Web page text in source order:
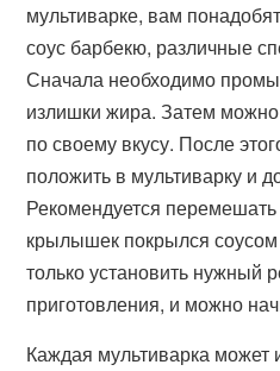
мультиварке, вам
соус барбекю, различные
Сначала необходимо
излишки жира. Затем
по своему вкусу. После
положить в мультиварку и
Рекомендуется
крылышек покрылся
только установить нужный
приготовления, и можно
Каждая мультиварка может